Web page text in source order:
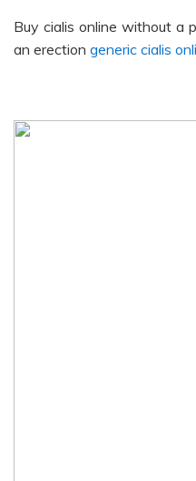
Buy cialis online without a
an erection generic cialis